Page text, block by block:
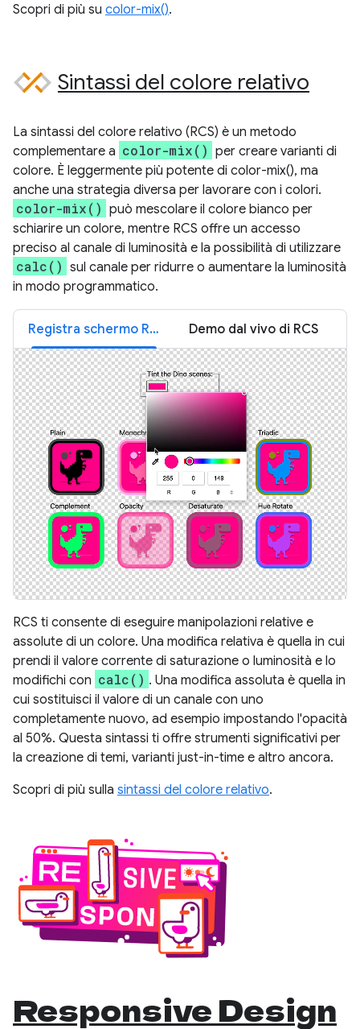
Scopri di più su color-mix().
Sintassi del colore relativo
La sintassi del colore relativo (RCS) è un metodo
complementare a color-mix() per creare varianti di
colore. È leggermente più potente di color-mix(), ma
anche una strategia diversa per lavorare con i colori.
color-mix() può mescolare il colore bianco per
schiarire un colore, mentre RCS offre un accesso
preciso al canale di luminosità e la possibilità di utilizzare
calc() sul canale per ridurre o aumentare la luminosità
in modo programmatico.
Registra schermo RCS Demo dal vivo di RCS
RCS ti consente di eseguire manipolazioni relative e
assolute di un colore. Una modifica relativa è quella in cui
prendi il valore corrente di saturazione o luminosità e lo
modifichi con calc() . Una modifica assoluta è quella in
cui sostituisci il valore di un canale con uno
completamente nuovo, ad esempio impostando l'opacità
al 50%. Questa sintassi ti offre strumenti significativi per
la creazione di temi, varianti just-in-time e altro ancora.
Scopri di più sulla sintassi del colore relativo.
Responsive Design